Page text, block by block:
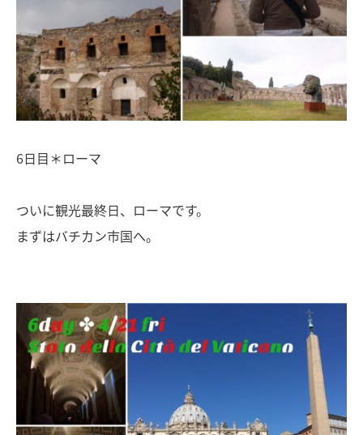
6日目＊ローマ
ついに観光最終日、ローマです。
まずはバチカン市国へ。